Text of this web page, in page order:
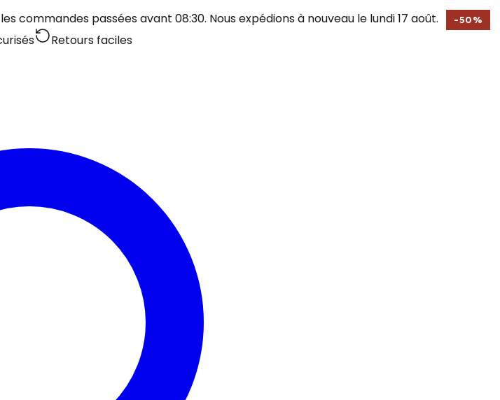
passées avant 08:30. Nous expédions à nouveau le lundi 17 août.
Retours faciles
-50 %